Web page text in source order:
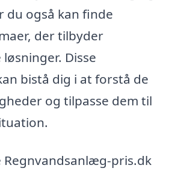
du også kan finde
der tilbyder
Disse
bistå dig i at forstå de
og tilpasse dem til
Regnvandsanlæg-pris.dk